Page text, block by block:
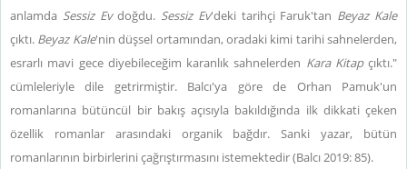
anlamda Sessiz Evdoğdu. Sessiz Ev'deki tarihçi Faruk'tan Beyaz Kale
çıktı. Beyaz Kale'nin düşsel ortamından, oradaki kimi tarihi sahnelerden,
esrarlı mavi gece diyebileceğim karanlık sahnelerden Kara Kitapçıktı."
cümleleriyle dile getrirmiştir. Balcı'ya göre de Orhan Pamuk'un
romanlarına bütüncül bir bakış açısıyla bakıldığında ilk dikkati çeken
özellik romanlar arasındaki organik bağdır. Sanki yazar, bütün
romanlarının birbirlerini çağrıştırmasını istemektedir (Balcı 2019: 85).